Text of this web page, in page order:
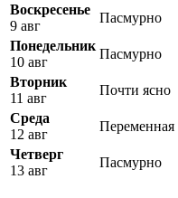
Воскресенье
9 авг
Пасмурно
Понедельник
10 авг
Пасмурно
Вторник
11 авг
Почти ясно
Среда
12 авг
Переменная
Четверг
13 авг
Пасмурно